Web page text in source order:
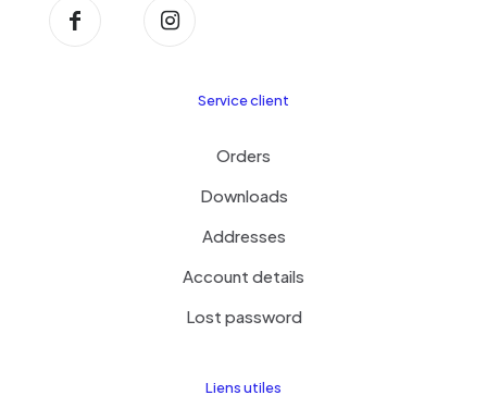
Service client
Orders
Downloads
Addresses
Account details
Lost password
Liens utiles